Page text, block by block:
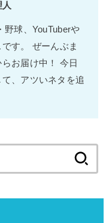
人
野球、YouTuberや
す。 ぜーんぶま
お届け中！ 今日
、アツいネタを追